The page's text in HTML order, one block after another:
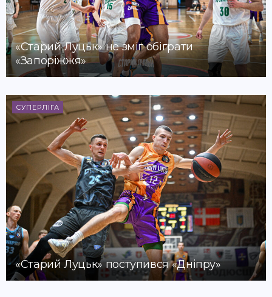
«Старий Луцьк» не зміг обіграти
«Запоріжжя»
СУПЕРЛІГА
«Старий Луцьк» поступився «Дніпру»